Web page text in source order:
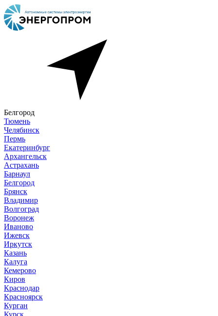
Белгород
Тюмень
Челябинск
Пермь
Екатеринбург
Архангельск
Астрахань
Барнаул
Белгород
Брянск
Владимир
Волгоград
Воронеж
Иваново
Ижевск
Иркутск
Казань
Калуга
Кемерово
Киров
Краснодар
Красноярск
Курган
Курск